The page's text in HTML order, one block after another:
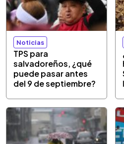
Noticias
TPS para
salvadoreños, ¿qué
puede pasar antes
del 9 de septiembre?